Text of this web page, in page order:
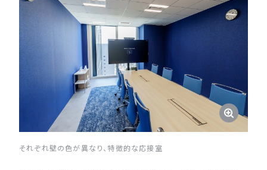
それぞれ壁の色が異なり、特徴的な応接室